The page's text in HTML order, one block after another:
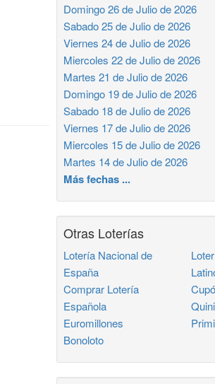
Domingo 26 de Julio de 2026
Sabado 25 de Julio de 2026
Viernes 24 de Julio de 2026
Miercoles 22 de Julio de 2026
Martes 21 de Julio de 2026
Domingo 19 de Julio de 2026
Sabado 18 de Julio de 2026
Viernes 17 de Julio de 2026
Miercoles 15 de Julio de 2026
Martes 14 de Julio de 2026
Más fechas ...
Otras Loterías
Lotería Nacional de
España
Comprar Lotería
Española
Euromillones
Bonoloto